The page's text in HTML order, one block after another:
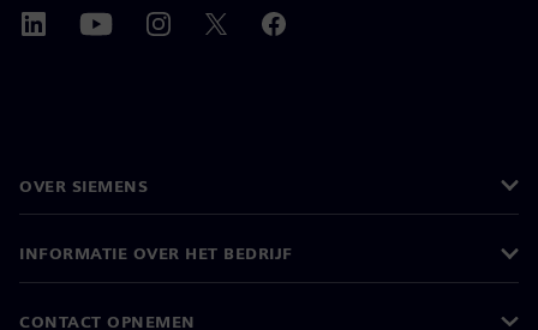
OVER SIEMENS
INFORMATIE OVER HET BEDRIJF
CONTACT OPNEMEN